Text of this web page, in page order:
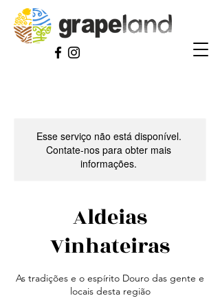
Esse serviço não está disponível.
Contate-nos para obter mais
informações.
Aldeias
Vinhateiras
As tradições e o espírito Douro das gente e
locais desta região